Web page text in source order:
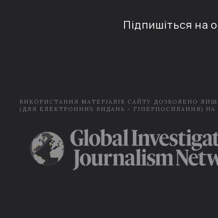
Підпишіться на
ВИКОРИСТАННЯ МАТЕРІАЛІВ САЙТУ ДОЗВОЛЕНО
(ДЛЯ ЕЛЕКТРОННИХ ВИДАНЬ - ГІПЕРПОСИЛАННЯ) НА